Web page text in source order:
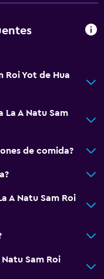
Roi Yot de Hua
La A Natu Sam
de comida?
A Natu Sam Roi
Sam Roi